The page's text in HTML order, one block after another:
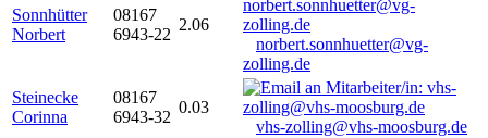
Sonnhütter
Norbert
08167
6943-22
2.06
norbert.sonnhuetter@vg-
zolling.de
Steinecke
Corinna
08167
6943-32
0.03
vhs-zolling@vhs-moosburg.de